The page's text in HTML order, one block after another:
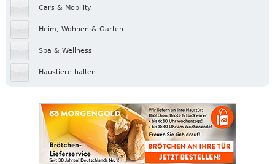
Cars & Mobility
Heim, Wohnen & Garten
Spa & Wellness
Haustiere halten